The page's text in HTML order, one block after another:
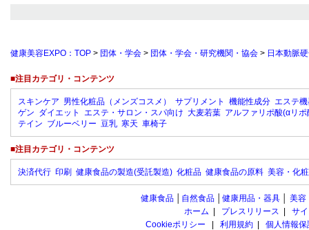
健康美容EXPO：TOP > 団体・学会 > 団体・学会・研究機関・協会 > 日本動脈
■注目カテゴリ・コンテンツ
スキンケア 男性化粧品（メンズコスメ） サプリメント 機能性成分 エステ
ゲン ダイエット エステ・サロン・スパ向け 大麦若葉 アルファリポ酸(αリポ
テイン ブルーベリー 豆乳 寒天 車椅子
■注目カテゴリ・コンテンツ
決済代行 印刷 健康食品の製造(受託製造) 化粧品 健康食品の原料 美容・化
健康食品 自然食品 健康用品・器具 美容
ホーム
プレスリリース
サ
Cookieポリシー
利用規約 個人情報